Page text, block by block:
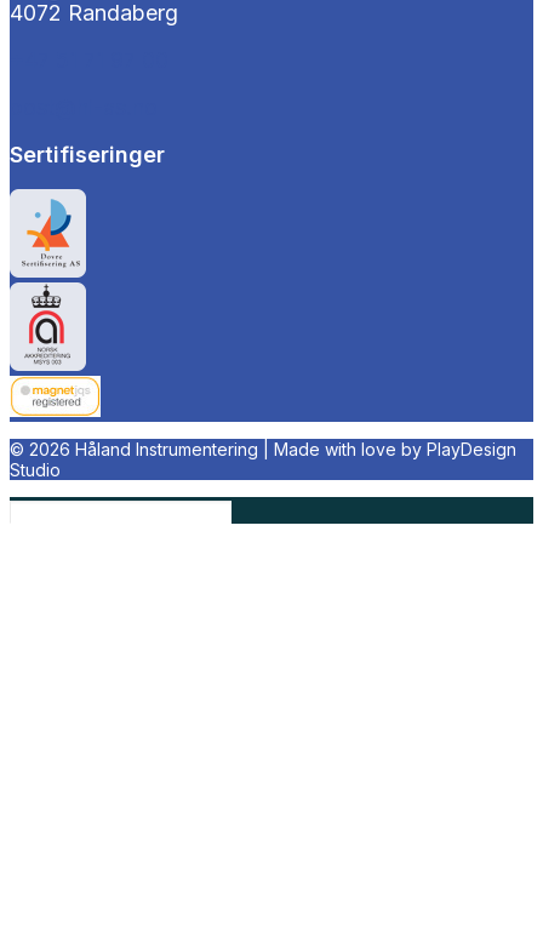
4072 Randaberg
Sertifiseringer
© 2026 Håland Instrumentering | Made with love by PlayDesign
Studio